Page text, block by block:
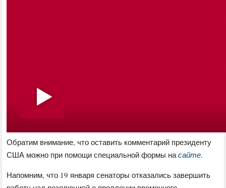
Обратим внимание, что оставить комментарий президенту
США можно при помощи специальной формы насайте.
Напомним, что 19 января сенаторы отказались завершить